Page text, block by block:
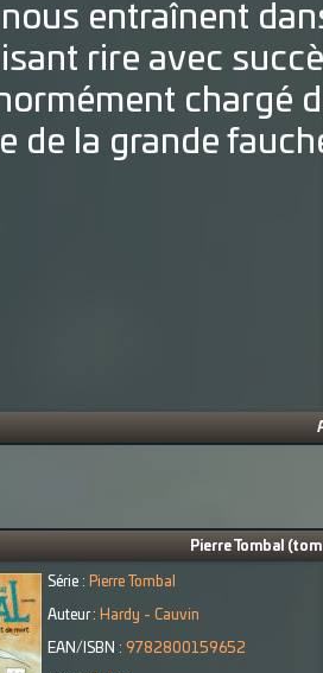
entraînent
rire avec
chargé
de la grande
Pierre Tombal
Série : Pierre Tombal
Auteur : Hardy - Cauvin
EAN/ISBN : 9782800159652